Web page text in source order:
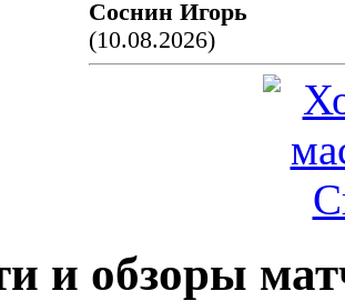
Соснин Игорь
(10.08.2026)
и обзоры